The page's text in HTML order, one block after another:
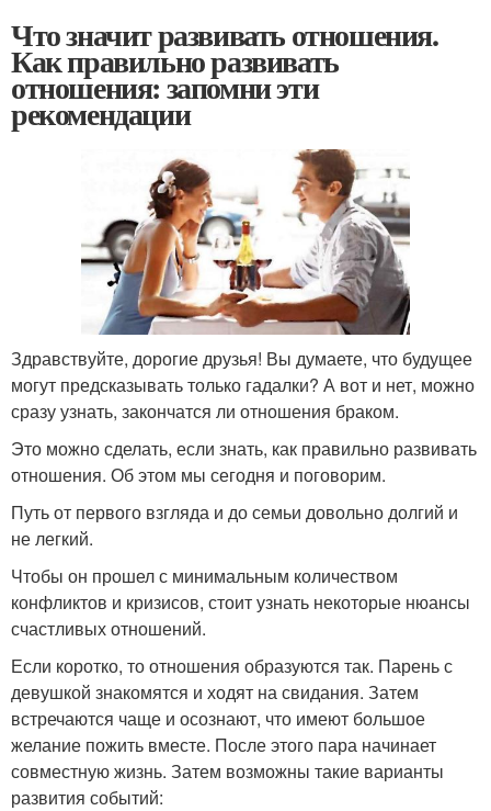
Что значит развивать отношения.
Как правильно развивать
отношения: запомни эти
рекомендации
Здравствуйте, дорогие друзья! Вы думаете, что будущее
могут предсказывать только гадалки? А вот и нет, можно
сразу узнать, закончатся ли отношения браком.
Это можно сделать, если знать, как правильно развивать
отношения. Об этом мы сегодня и поговорим.
Путь от первого взгляда и до семьи довольно долгий и
не легкий.
Чтобы он прошел с минимальным количеством
конфликтов и кризисов, стоит узнать некоторые нюансы
счастливых отношений.
Если коротко, то отношения образуются так. Парень с
девушкой знакомятся и ходят на свидания. Затем
встречаются чаще и осознают, что имеют большое
желание пожить вместе. После этого пара начинает
совместную жизнь. Затем возможны такие варианты
развития событий: